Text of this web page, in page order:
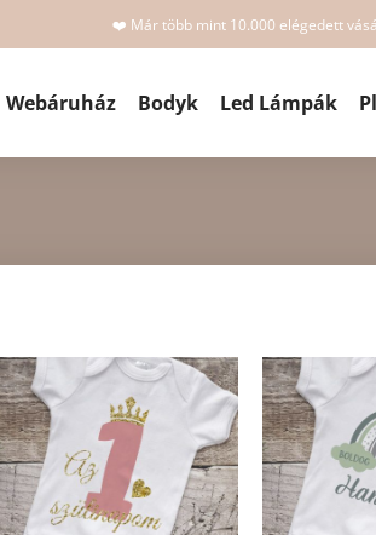
❤️ Már több mint 10.000 elégedett
Webáruház Bodyk Led Lámpák